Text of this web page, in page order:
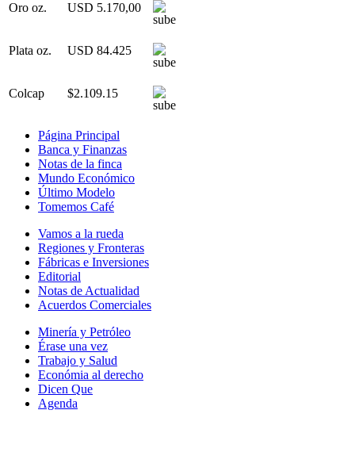
Oro oz. USD 5.170,00
Plata oz. USD 84.425
Colcap $2.109.15
Página Principal
Banca y Finanzas
Notas de la finca
Mundo Económico
Último Modelo
Tomemos Café
Vamos a la rueda
Regiones y Fronteras
Fábricas e Inversiones
Editorial
Notas de Actualidad
Acuerdos Comerciales
Minería y Petróleo
Érase una vez
Trabajo y Salud
Económia al derecho
Dicen Que
Agenda